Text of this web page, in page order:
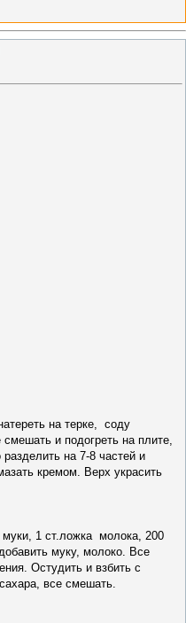
на терке, соду
и подогреть на плите,
на 7-8 частей и
кремом. Верх украсить
муки, 1 ст.ложка молока, 200
муку, молоко. Все
Остудить и взбить с
все смешать.